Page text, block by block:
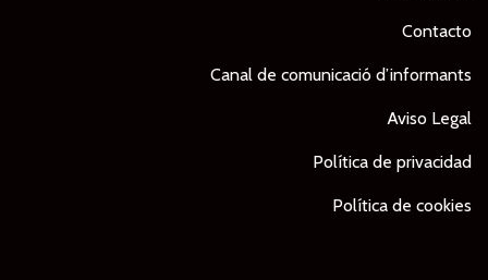
Contacto
Canal de comunicació d’informants
Aviso Legal
Política de privacidad
Política de cookies